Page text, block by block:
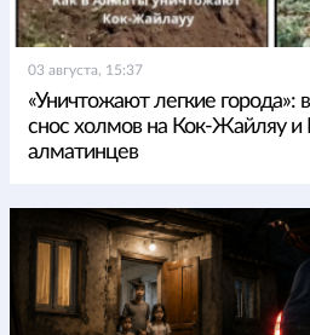
03 августа, 15:37
«Уничтожают легкие города»:
снос холмов на Кок-Жайляу и
алматинцев